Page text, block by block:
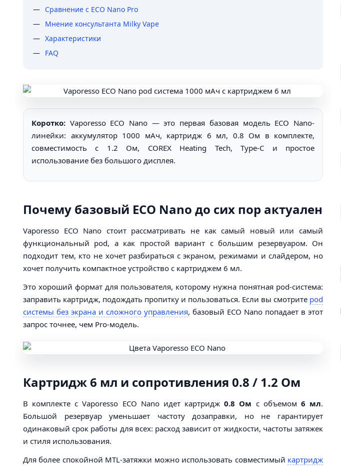
Сравнение с ECO Nano Pro
Мнение консультанта Milky Vape
Характеристики
FAQ
Коротко: Vaporesso ECO Nano — это первая базовая модель ECO Nano-
линейки: аккумулятор 1000 мАч, картридж 6 мл, 0.8 Ом в комплекте,
совместимость с 1.2 Ом, COREX Heating Tech, Type-C и простое
использование без большого дисплея.
Почему базовый ECO Nano до сих пор актуален
Vaporesso ECO Nano стоит рассматривать не как самый новый или самый
функциональный pod, а как простой вариант с большим резервуаром. Он
подходит тем, кто не хочет разбираться с экраном, режимами и слайдером, но
хочет получить компактное устройство с картриджем 6 мл.
Это хороший формат для пользователя, которому нужна понятная pod-система:
заправить картридж, подождать пропитку и пользоваться. Если вы смотрите pod
системы без экрана и сложного управления, базовый ECO Nano попадает в этот
запрос точнее, чем Pro-модель.
Картридж 6 мл и сопротивления 0.8 / 1.2 Ом
В комплекте с Vaporesso ECO Nano идет картридж0.8 Ом с объемом 6 мл.
Большой резервуар уменьшает частоту дозаправки, но не гарантирует
одинаковый срок работы для всех: расход зависит от жидкости, частоты затяжек
и стиля использования.
Для более спокойной MTL-затяжки можно использовать совместимый картридж